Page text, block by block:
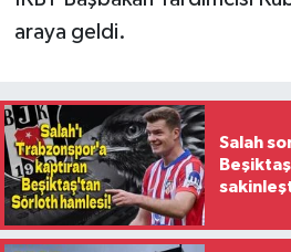
araya geldi.
Salah